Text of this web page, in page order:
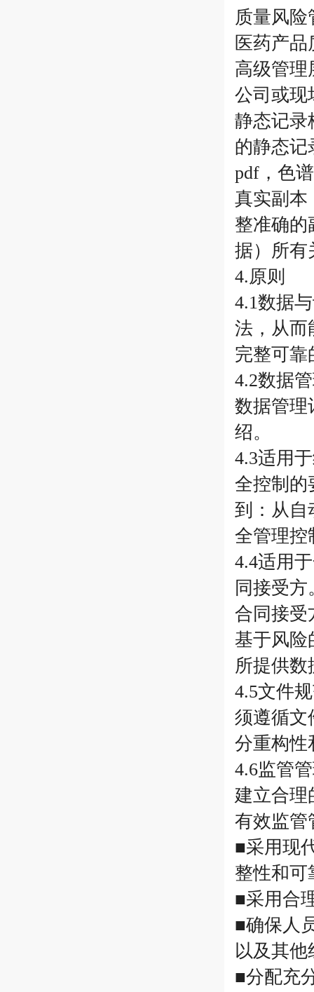
质量风
医药产
高级管理
公司或现
静态记录
的静态记
pdf，色
真实副本
整准确的
据）所有
4.原则
4.1数据
法，从而
完整可靠
4.2数据
数据管理
绍。
4.3适用
全控制的
到：从自
全管理控
4.4适用
同接受
合同接受
基于风险
所提供数
4.5文件
须遵循文
分重构性
4.6监管
建立合理
有效监管
■采用现
整性和可
■采用合
■确保人
以及其他
■分配充